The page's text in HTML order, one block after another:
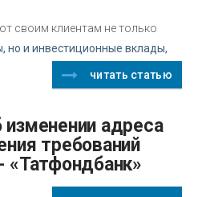
своим клиентам не только
но и инвестиционные вклады,
читать статью
требований
«Татфондбанк»